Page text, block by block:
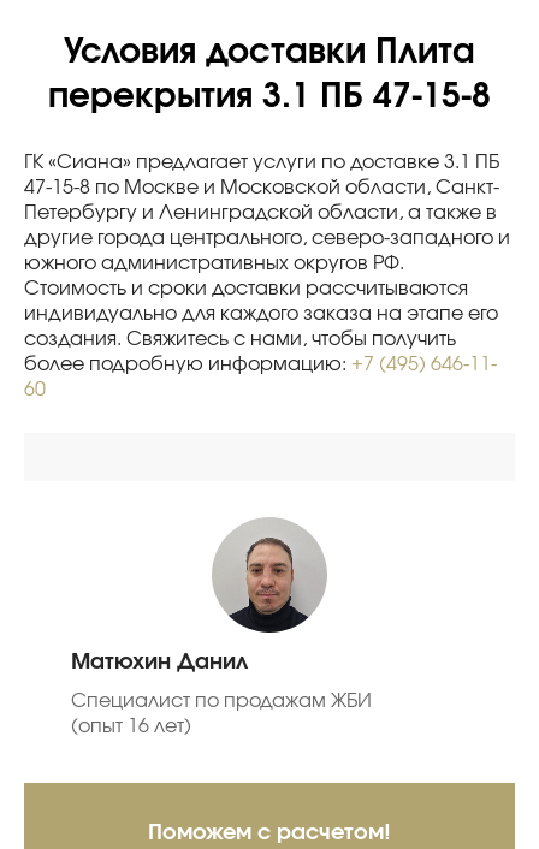
Условия доставки Плита
перекрытия 3.1 ПБ 47-15-8
ГК «Сиана» предлагает услуги по доставке 3.1 ПБ
47-15-8 по Москве и Московской области, Санкт-
Петербургу и Ленинградской области, а также в
другие города центрального, северо-западного и
южного административных округов РФ.
Стоимость и сроки доставки рассчитываются
индивидуально для каждого заказа на этапе его
создания. Свяжитесь с нами, чтобы получить
более подробную информацию: +7 (495) 646-11-
60
Матюхин Данил
Специалист по продажам ЖБИ
(опыт 16 лет)
Поможем с расчетом!